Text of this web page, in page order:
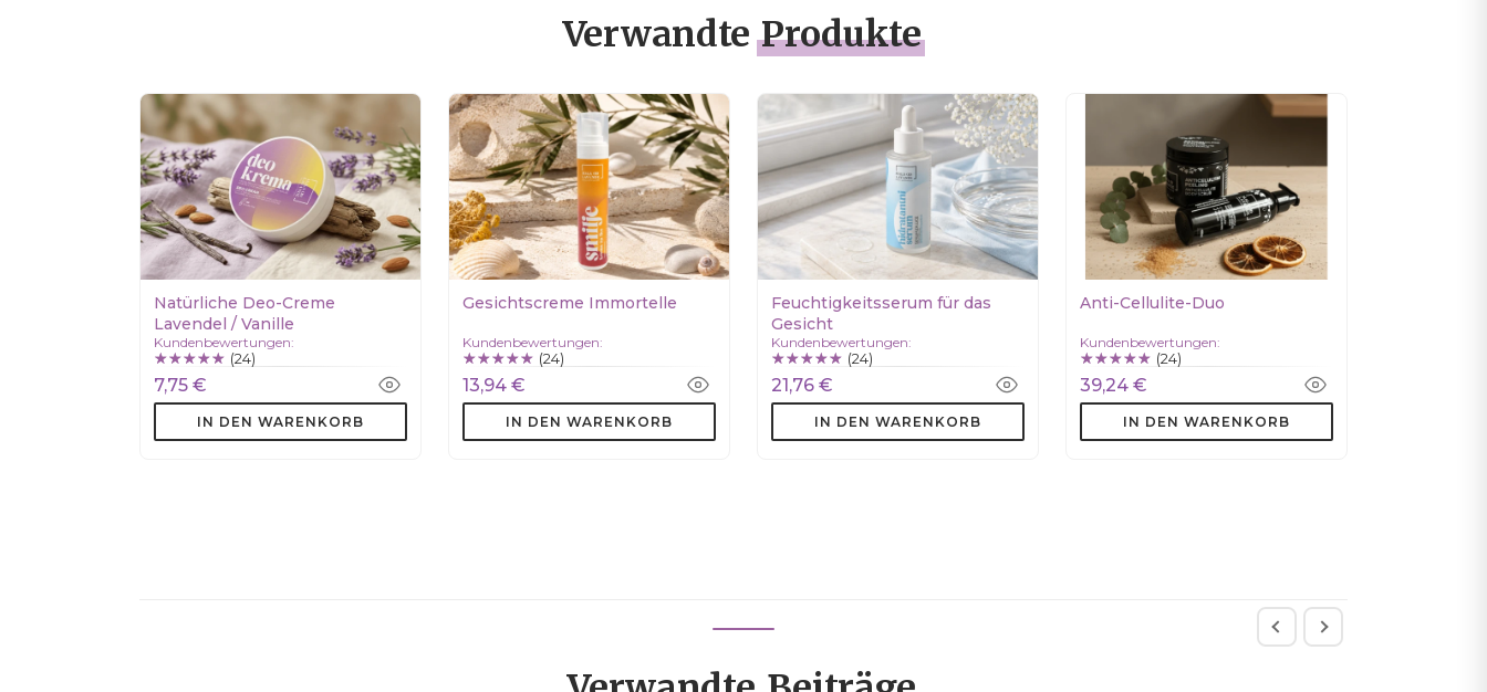
VerwandteProdukte
Natürliche Deo-Creme
Lavendel / Vanille
Kundenbewertungen:
(24)
7,75 €
IN DEN WARENKORB
Gesichtscreme Immortelle
Kundenbewertungen:
(24)
13,94 €
IN DEN WARENKORB
Feuchtigkeitsserum für das
Gesicht
Kundenbewertungen:
(24)
21,76 €
IN DEN WARENKORB
Anti-Cellulite-Duo
Kundenbewertungen:
(24)
39,24 €
IN DEN WARENKORB